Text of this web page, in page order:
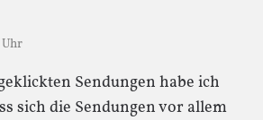
Uhr
Sendungen habe ich
sich die Sendungen vor allem